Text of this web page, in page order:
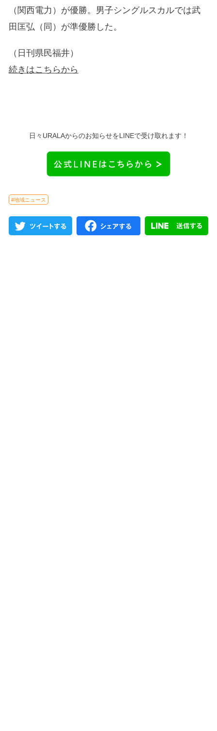
（関西電力）が優勝。男子シングルスカルでは武
田匡弘（同）が準優勝した。
（日刊県民福井）
続きはこちらから
日々URALAからのお知らせをLINEで受け取れます！
#地域ニュース